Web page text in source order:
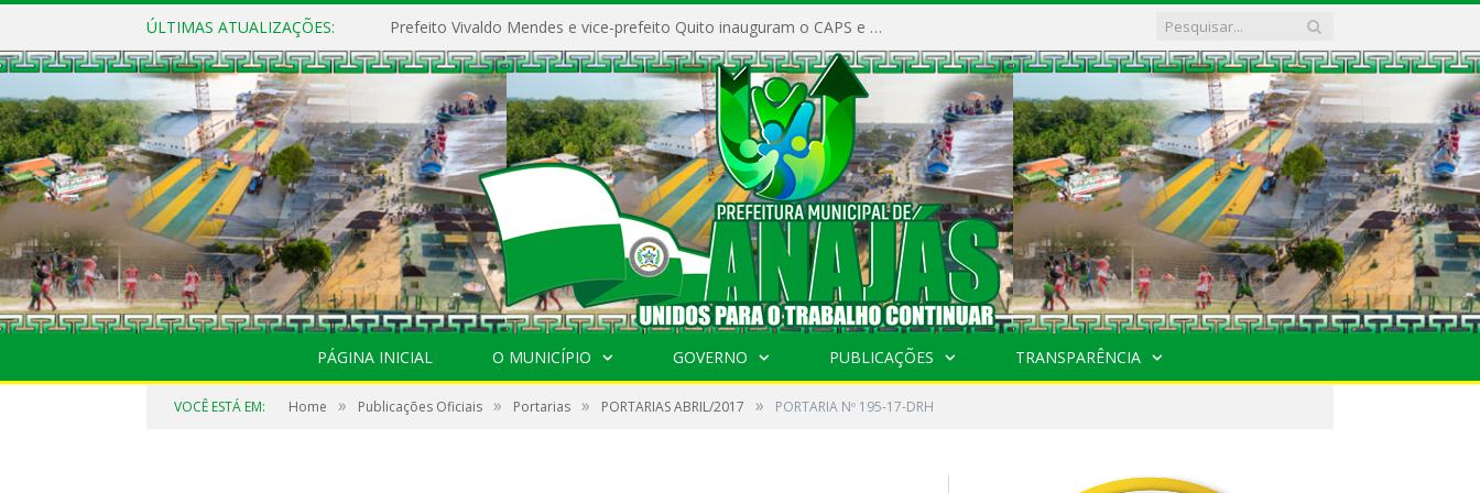
ÚLTIMAS ATUALIZAÇÕES: Prefeito Vivaldo Mendes e vice-prefeito Quito inauguram o CAPS e fortalecem a saúde pública em Anajás.
PÁGINA INICIAL O MUNICÍPIO GOVERNO PUBLICAÇÕES TRANSPARÊNCIA
VOCÊ ESTÁ EM: Home » Publicações Oficiais » Portarias » PORTARIAS ABRIL/2017 » PORTARIA Nº 195-17-DRH